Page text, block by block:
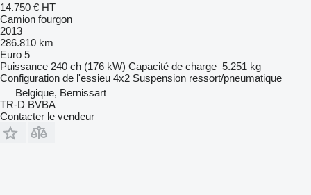
14.750 € HT
Camion fourgon
2013
286.810 km
Euro 5
Puissance 240 ch (176 kW) Capacité de charge 5.251 kg
Configuration de l'essieu 4x2 Suspension ressort/pneumatique
Belgique, Bernissart
TR-D BVBA
Contacter le vendeur